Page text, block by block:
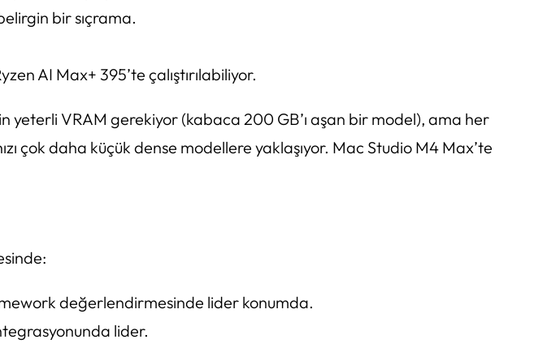
bir sıçrama.
AI Max+ 395’te çalıştırılabiliyor.
VRAM gerekiyor (kabaca 200 GB’ı aşan bir model), ama her
çok daha küçük dense modellere yaklaşıyor. Mac Studio M4 Max’te
değerlendirmesinde lider konumda.
lider.